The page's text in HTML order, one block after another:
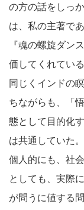
の方の話をしっ
は、私の主著で
『魂の螺旋ダン
価してくれてい
同じくインドの
ちながらも、「
態として目的化
は共通していた。
個人的にも、社
としても、実際
が問うに値する